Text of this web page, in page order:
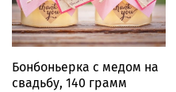
Бонбоньерка с медом на
свадьбу, 140 грамм